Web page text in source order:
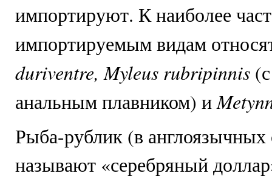
импортируют. К наиболее
импортируемым видам
duriventre, Myleus rubripinnis
анальным плавником) и
Рыба-рублик (в англоязычных
называют «серебряный